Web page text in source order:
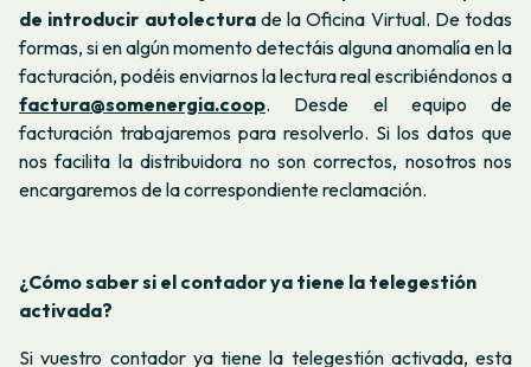
de introducir autolecturade la Oficina Virtual. De todas
formas, si en algún momento detectáis alguna anomalía en la
facturación, podéis enviarnos la lectura real escribiéndonos a
factura@somenergia.coop. Desde el equipo de
facturación trabajaremos para resolverlo. Si los datos que
nos facilita la distribuidora no son correctos, nosotros nos
encargaremos de la correspondiente reclamación.
¿Cómo saber si el contador ya tiene la telegestión
activada?
Si vuestro contador ya tiene la telegestión activada, esta